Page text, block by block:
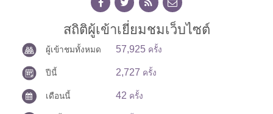
สถิติผู้เข้าเยี่ยมชมเว็บไซต์
ผู้เข้าชมทั้งหมด 57,925 ครั้ง
ปีนี้ 2,727 ครั้ง
เดือนนี้ 42 ครั้ง